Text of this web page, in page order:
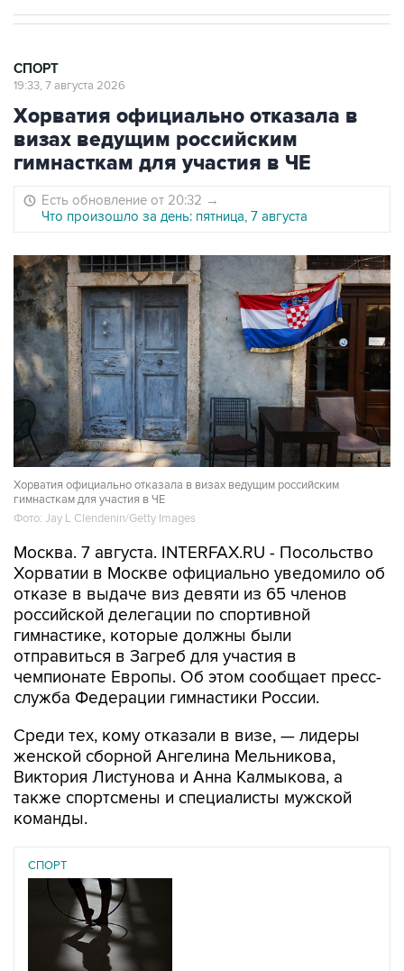
СПОРТ
19:33, 7 августа 2026
Хорватия официально отказала в
визах ведущим российским
гимнасткам для участия в ЧЕ
Есть обновление от 20:32 →
Что произошло за день: пятница, 7 августа
Хорватия официально отказала в визах ведущим российским
гимнасткам для участия в ЧЕ
Фото: Jay L Clendenin/Getty Images
Москва. 7 августа. INTERFAX.RU - Посольство
Хорватии в Москве официально уведомило об
отказе в выдаче виз девяти из 65 членов
российской делегации по спортивной
гимнастике, которые должны были
отправиться в Загреб для участия в
чемпионате Европы. Об этом сообщает пресс-
служба Федерации гимнастики России.
Среди тех, кому отказали в визе, — лидеры
женской сборной Ангелина Мельникова,
Виктория Листунова и Анна Калмыкова, а
также спортсмены и специалисты мужской
команды.
СПОРТ